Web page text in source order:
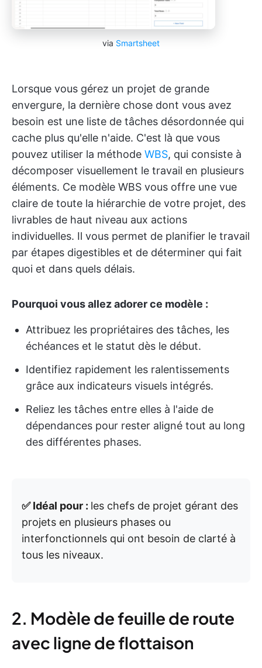
via Smartsheet
Lorsque vous gérez un projet de grande
envergure, la dernière chose dont vous avez
besoin est une liste de tâches désordonnée qui
cache plus qu'elle n'aide. C'est là que vous
pouvez utiliser la méthode WBS, qui consiste à
décomposer visuellement le travail en plusieurs
éléments. Ce modèle WBS vous offre une vue
claire de toute la hiérarchie de votre projet, des
livrables de haut niveau aux actions
individuelles. Il vous permet de planifier le travail
par étapes digestibles et de déterminer qui fait
quoi et dans quels délais.
Pourquoi vous allez adorer ce modèle :
Attribuez les propriétaires des tâches, les
échéances et le statut dès le début.
Identifiez rapidement les ralentissements
grâce aux indicateurs visuels intégrés.
Reliez les tâches entre elles à l'aide de
dépendances pour rester aligné tout au long
des différentes phases.
✅ Idéal pour : les chefs de projet gérant des
projets en plusieurs phases ou
interfonctionnels qui ont besoin de clarté à
tous les niveaux.
2. Modèle de feuille de route
avec ligne de flottaison